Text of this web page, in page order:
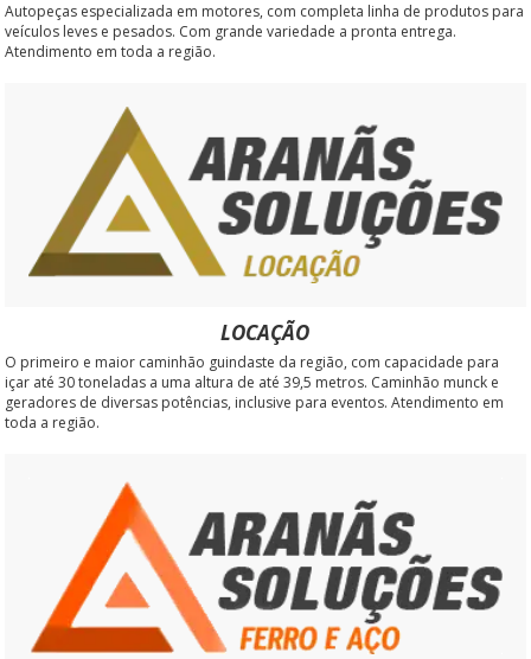
Autopeças especializada em motores, com completa linha de produtos para
veículos leves e pesados. Com grande variedade a pronta entrega.
Atendimento em toda a região.
LOCAÇÃO
O primeiro e maior caminhão guindaste da região, com capacidade para
içar até 30 toneladas a uma altura de até 39,5 metros. Caminhão munck e
geradores de diversas potências, inclusive para eventos. Atendimento em
toda a região.